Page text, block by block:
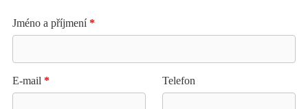
Jméno a příjmení *
E-mail * Telefon